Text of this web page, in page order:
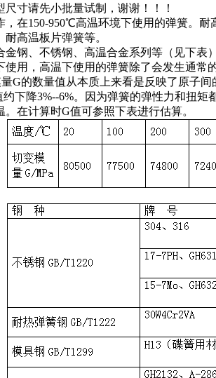
寸请先小批量试制，谢谢！！！
在150-950℃高温环境下使用的弹簧。
高温板片弹簧等。
钢、不锈钢、高温合金系列等（见下表
使用，高温下使用的弹簧除了会发生通
G的数量值从本质上来看是反映了原子
下降3%--6%。因为弹簧的弹性力和扭
在计算时G值可参照下表进行估算。